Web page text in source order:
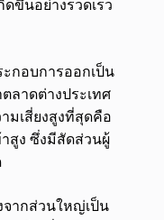
ขึ้นอย่างรวดเร็ว
กอบการออกเป็น
ลาดต่างประเทศ
มเสี่ยงสูงที่สุดคือ
สูง ซึ่งมีสัดส่วนผู้
จากส่วนใหญ่เป็น